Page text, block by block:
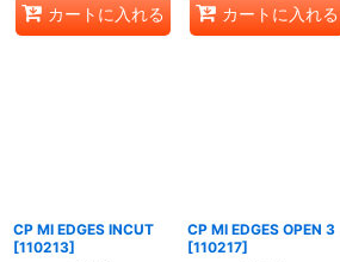
カートに入れる カートに入れる
CP MI EDGES INCUT
[110213]
CP MI EDGES OPEN 3
[110217]